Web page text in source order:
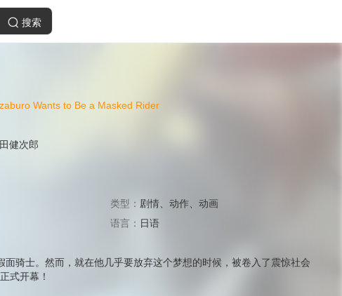
搜索
Wants to Be a Masked Rider
健次郎
类型： 剧情 、动作 、动画
语言： 日语
骑士。然而，就在他几乎要放弃这个梦想的时候，被卷入了震惊社会
式开幕！